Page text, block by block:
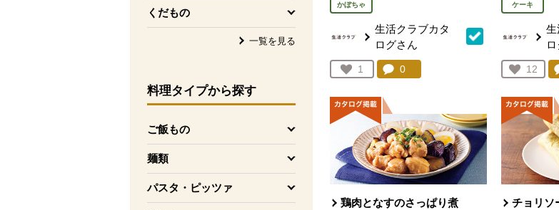
くだもの
を開く
一覧を見る
料理タイプから探す
ご飯もの
を開く
麺類
を開く
パスタ・ピッツァ
を開く
かぼちゃ
生活クラブカタ
ログさん
お気に入り登録：
1
人が登録
コメント：
0
ケーキ
生
お気に
12
人が
鶏肉となすのさっぱり煮 チョリソ